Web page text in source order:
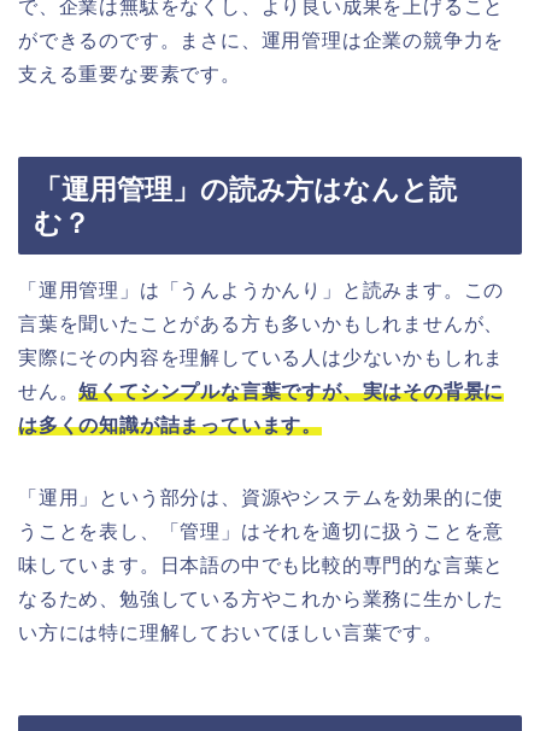
で、企業は無駄をなくし、より良い成果を上げること
ができるのです。まさに、運用管理は企業の競争力を
支える重要な要素です。
「運用管理」の読み方はなんと読
む？
「運用管理」は「うんようかんり」と読みます。この
言葉を聞いたことがある方も多いかもしれませんが、
実際にその内容を理解している人は少ないかもしれま
せん。短くてシンプルな言葉ですが、実はその背景に
は多くの知識が詰まっています。
「運用」という部分は、資源やシステムを効果的に使
うことを表し、「管理」はそれを適切に扱うことを意
味しています。日本語の中でも比較的専門的な言葉と
なるため、勉強している方やこれから業務に生かした
い方には特に理解しておいてほしい言葉です。